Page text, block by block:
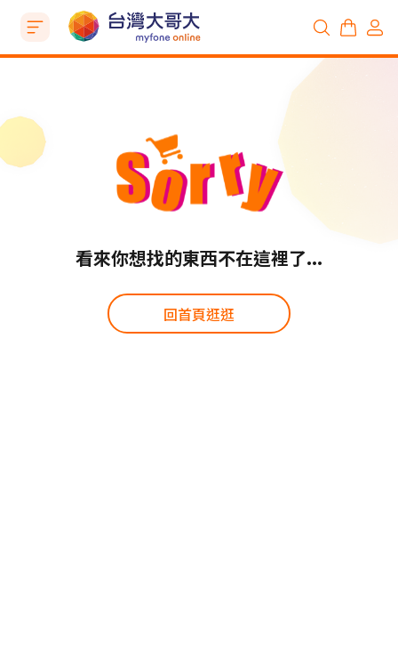
看來你想找的東西不在這裡了...
回首頁逛逛